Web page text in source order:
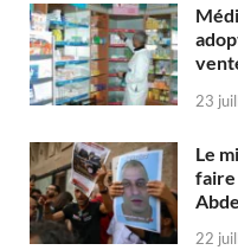
23
Le
faire
22